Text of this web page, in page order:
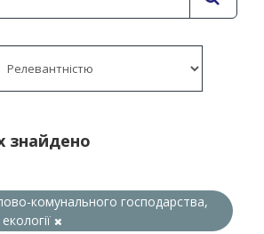
знайдено
комунального господарства,